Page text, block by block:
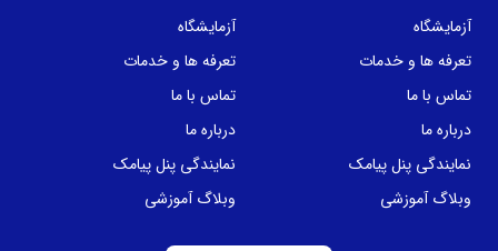
آزمایشگاه
تعرفه ها و خدمات
تماس با ما
درباره ما
نمایندگی پنل پیامک
وبلاگ آموزشی
آزمایشگاه
تعرفه ها و خدمات
تماس با ما
درباره ما
نمایندگی پنل پیامک
وبلاگ آموزشی